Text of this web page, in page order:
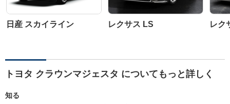
日産 スカイライン レクサス LS レク
トヨタ クラウンマジェスタ についてもっと詳しく
知る